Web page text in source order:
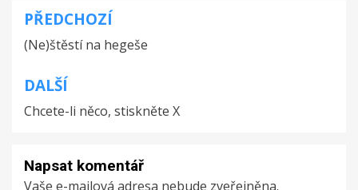
Navigace
pro
příspěvek
PŘEDCHOZÍ
(Ne)štěstí na hegeše
DALŠÍ
Chcete-li něco, stiskněte X
Napsat komentář
Vaše e-mailová adresa nebude zveřejněna.